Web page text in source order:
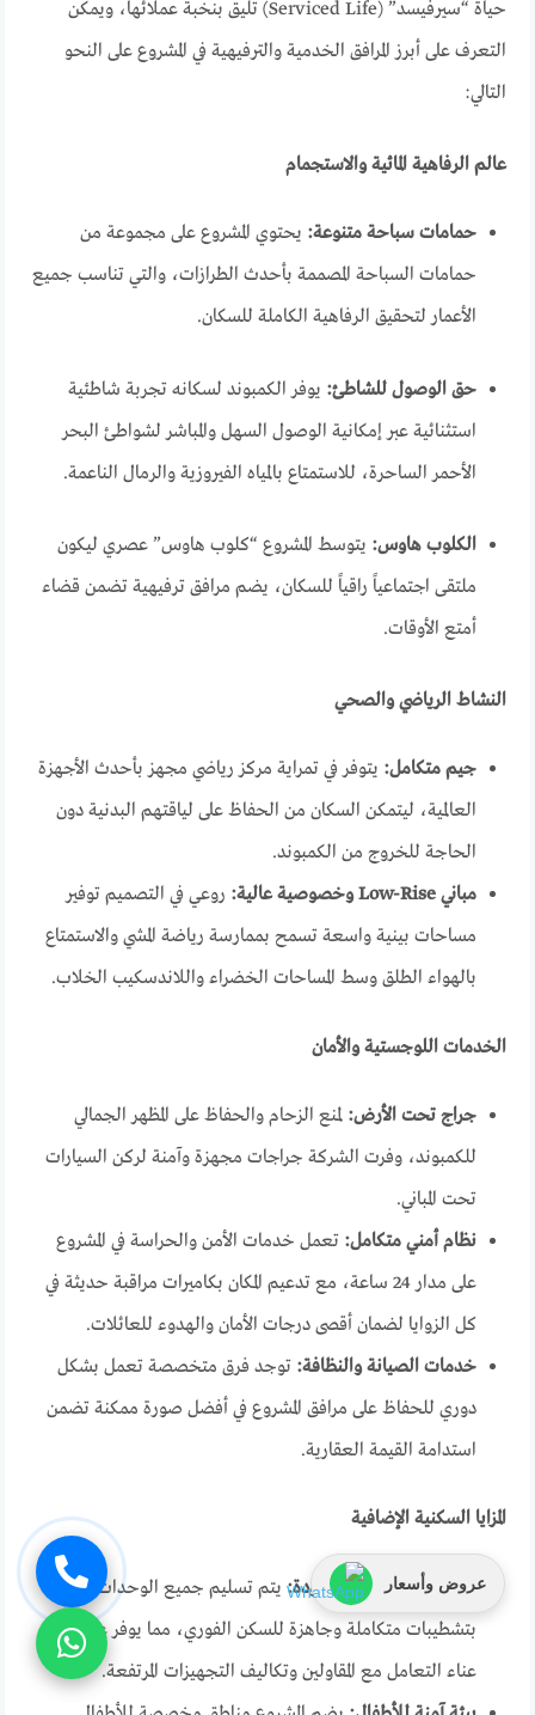
حياة “سيرفيسد” (Serviced Life) تليق بنخبة عملائها، ويمكن
التعرف على أبرز المرافق الخدمية والترفيهية في المشروع على النحو
التالي:
عالم الرفاهية المائية والاستجمام
حمامات سباحة متنوعة: يحتوي المشروع على مجموعة من
حمامات السباحة المصممة بأحدث الطرازات، والتي تناسب جميع
الأعمار لتحقيق الرفاهية الكاملة للسكان.
حق الوصول للشاطئ: يوفر الكمبوند لسكانه تجربة شاطئية
استثنائية عبر إمكانية الوصول السهل والمباشر لشواطئ البحر
الأحمر الساحرة، للاستمتاع بالمياه الفيروزية والرمال الناعمة.
الكلوب هاوس: يتوسط المشروع “كلوب هاوس” عصري ليكون
ملتقى اجتماعياً راقياً للسكان، يضم مرافق ترفيهية تضمن قضاء
أمتع الأوقات.
النشاط الرياضي والصحي
جيم متكامل: يتوفر في تمراية مركز رياضي مجهز بأحدث الأجهزة
العالمية، ليتمكن السكان من الحفاظ على لياقتهم البدنية دون
الحاجة للخروج من الكمبوند.
مباني Low-Rise وخصوصية عالية:
روعي في التصميم توفير
مساحات بينية واسعة تسمح بممارسة رياضة المشي والاستمتاع
بالهواء الطلق وسط المساحات الخضراء واللاندسكيب الخلاب.
الخدمات اللوجستية والأمان
جراج تحت الأرض: لمنع الزحام والحفاظ على المظهر الجمالي
للكمبوند، وفرت الشركة جراجات مجهزة وآمنة لركن السيارات
تحت المباني.
نظام أمني متكامل: تعمل خدمات الأمن والحراسة في المشروع
على مدار 24 ساعة، مع تدعيم المكان بكاميرات مراقبة حديثة في
كل الزوايا لضمان أقصى درجات الأمان والهدوء للعائلات.
خدمات الصيانة والنظافة: توجد فرق متخصصة تعمل بشكل
دوري للحفاظ على مرافق المشروع في أفضل صورة ممكنة تضمن
استدامة القيمة العقارية.
المزايا السكنية الإضافية
تشطيب كامل فائق الجودة: يتم تسليم جميع الوحدات
بتشطيبات متكاملة وجاهزة للسكن الفوري، مما يوفر على الملاك
عناء التعامل مع المقاولين وتكاليف التجهيزات المرتفعة.
عروض وأسعار